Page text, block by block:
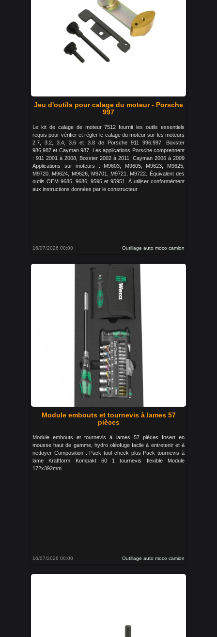
Jeu d'outils pour calage du moteur - Porsche
997
Le kit de calage de moteur 7512 fournit les outils essentiels
requis pour vérifier et régler le calage du moteur sur les moteurs
2.7, 3.2, 3.4, 3.6 et 3.8 de Porsche 911 996,997, Boxster
986,987 et Cayman 987. Les applications Porsche comprennent
: 911 2001 à 2008, Boxster 2002 à 2011, Cayman 2006 à 2009
Applications sur moteurs : M9603, M9605, M9623, M9625,
M9720, M9624, M9626, M9701, M9721, M9722. Équivalent des
outils OEM 9685, 9686, 9595 et 95951. À utiliser conformément
aux instructions données par le constructeur
16/07/2026 00:00 Outillage auto moco camion
Module embouts et tournevis à lames 57
pièces
Module embouts et tournevis à lames 57 pièces Insert en
mousse haut de gamme, hydro oléofuge facile à entretenir et à
nettoyer Composition : Pack tool check plus Pack tournevis à
lame Kraftform Kompakt 60 1 tournevis flexible Module
172x392mm
16/07/2026 00:00 Outillage auto moco camion